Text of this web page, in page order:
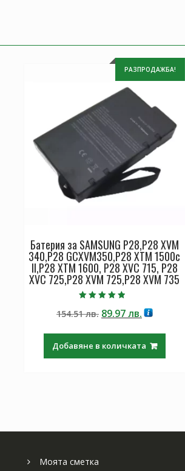
РАЗПРОДАЖБА!
Батерия за SAMSUNG P28,P28 XVM
340,P28 GCXVM350,P28 XTM 1500c
II,P28 XTM 1600, P28 XVC 715, P28
XVC 725,P28 XVM 725,P28 XVM 735
4.50
от 5
154.51лв. Original
154.51 лв..
89.97лв.Текущата
89.97 лв..
Добавяне в количката
Моята сметка